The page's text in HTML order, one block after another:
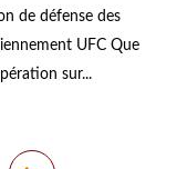
de défense des
UFC Que
sur...